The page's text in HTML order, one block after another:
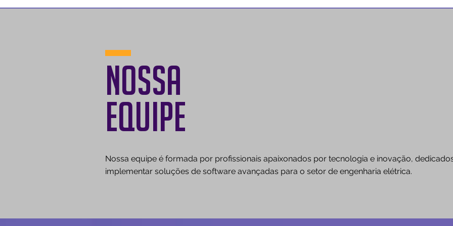
NOSSA
EQUIPE
Nossa equipe é formada por profissionais apaixonados por tecnologia e inovação,
implementar soluções de software avançadas para o setor de engenharia elétrica.